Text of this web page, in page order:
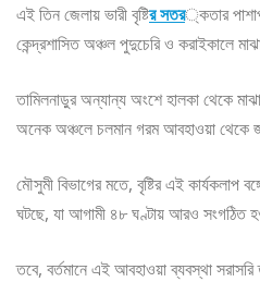
এই তিন জেলায় ভারী বৃষ্টির সতর্কতার
কেন্দ্রশাসিত অঞ্চল পুদুচেরি ও করাইকালে
তামিলনাড়ুর অন্যান্য অংশে হালকা থেকে
অনেক অঞ্চলে চলমান গরম আবহাওয়া থেকে
মৌসুমী বিভাগের মতে, বৃষ্টির এই কার্যকলাপ
ঘটছে, যা আগামী ৪৮ ঘণ্টায় আরও সংগঠিত
তবে, বর্তমানে এই আবহাওয়া ব্যবস্থা